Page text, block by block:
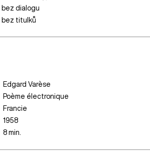
bez dialogu
bez titulků
Edgard Varèse
Poème électronique
Francie
1958
8 min.